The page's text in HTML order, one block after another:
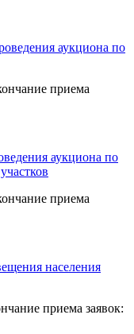
аукциона по
приема
аукциона по
приема
населения
приема заявок: